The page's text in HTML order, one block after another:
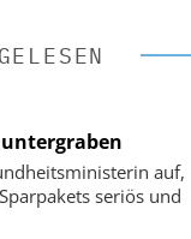
auf,
seriös und